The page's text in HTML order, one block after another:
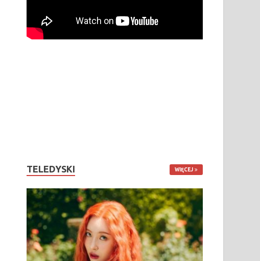
TELEDYSKI WIĘCEJ